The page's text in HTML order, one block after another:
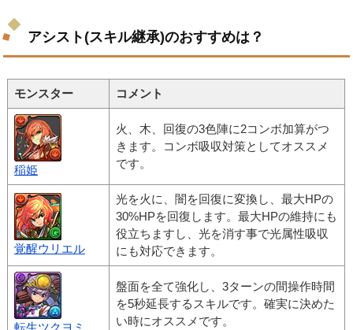
アシスト(スキル継承)のおすすめは？
モンスター コメント
稲姫
火、木、回復の3色陣に2コンボ加算がつ
きます。コンボ吸収対策としてオススメ
です。
覚醒ウリエル
光を火に、闇を回復に変換し、最大HPの
30%HPを回復します。最大HPの維持にも
役立ちますし、光を消す事で光属性吸収
にも対応できます。
盤面を全て強化し、3ターンの間操作時間
を5秒延長するスキルです。確実に決めた
い時にオススメです。